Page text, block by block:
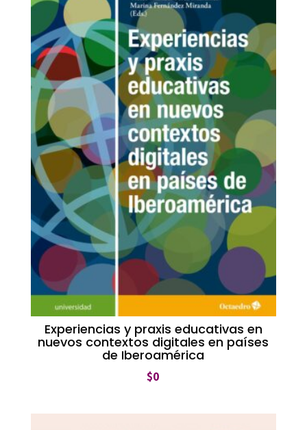
Experiencias y praxis educativas en
nuevos contextos digitales en países
de Iberoamérica
$0